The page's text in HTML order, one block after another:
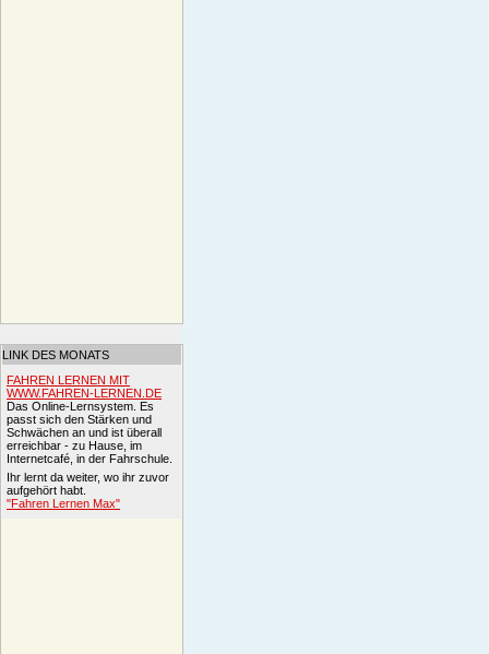
LINK DES MONATS
FAHREN LERNEN MIT
WWW.FAHREN-LERNEN.DE
Das Online-Lernsystem. Es
passt sich den Stärken und
Schwächen an und ist überall
erreichbar - zu Hause, im
Internetcafé, in der Fahrschule.
Ihr lernt da weiter, wo ihr zuvor
aufgehört habt.
"Fahren Lernen Max"